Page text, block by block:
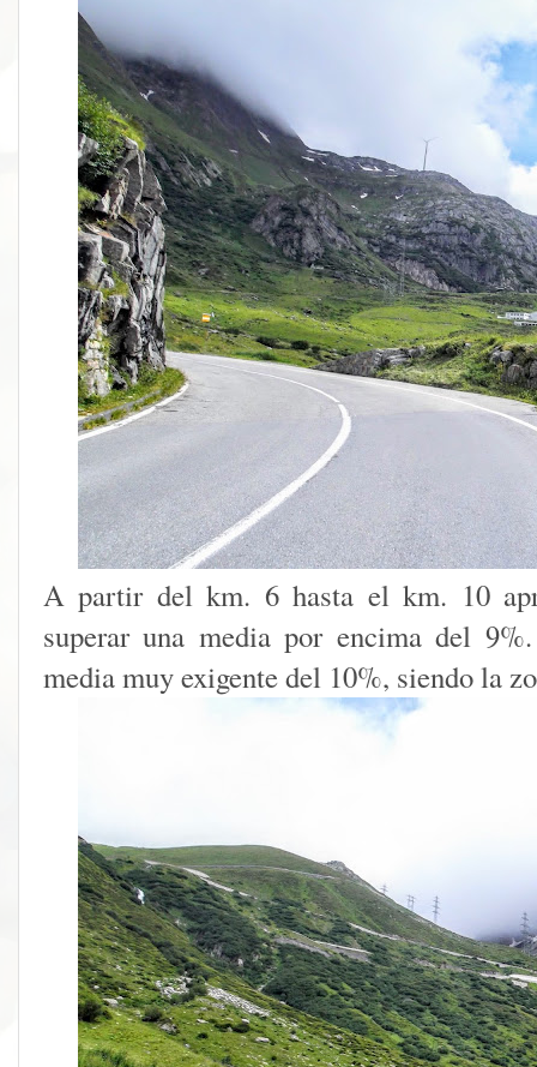
A partir del km. 6 hasta el km. 10
superar una media por encima del
media muy exigente del 10%, siendo la